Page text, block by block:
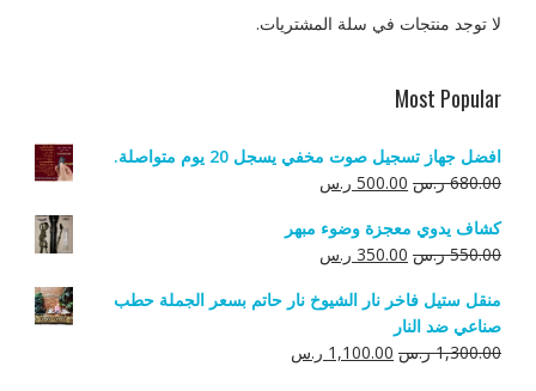
لا توجد منتجات في سلة المشتريات.
Most Popular
افضل جهاز تسجيل صوت مخفي يسجل 20 يوم متواصلة.
680.00 ر.س السعر
هو:
680.00 ر.س.
500.00 ر.سالسعر
هو:
500.00 ر.س.
كشاف يدوي معجزة وضوء مبهر
550.00 ر.س السعر
هو:
550.00 ر.س.
350.00 ر.سالسعر
هو:
منقل ستيل فاخر نار الشيوخ نار حاتم بسعر الجملة حطب
صناعي ضد النار
1,300.00 ر.س السعر
1,100.00 ر.سالسعر